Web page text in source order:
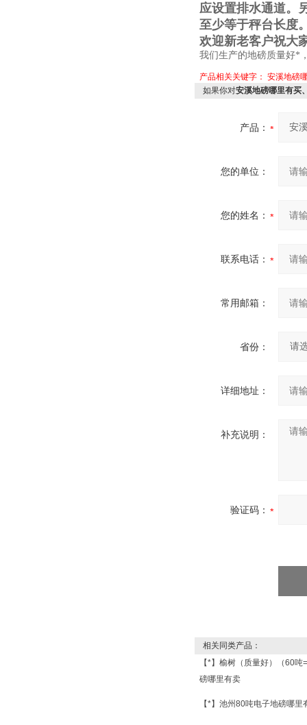
应设置排水通道。
至少等于秤台长度
欢迎新老客户祝大
我们生产的地磅质量好*
产品相关关键字： 安溪地磅
如果你对安溪地磅哪里有买
产品：
您的单位：
您的姓名：
联系电话：
常用邮箱：
省份：
详细地址：
补充说明：
验证码：
相关同类产品：
【*】榆树（质量好）（60
磅哪里有卖
【*】池州80吨电子地磅哪里